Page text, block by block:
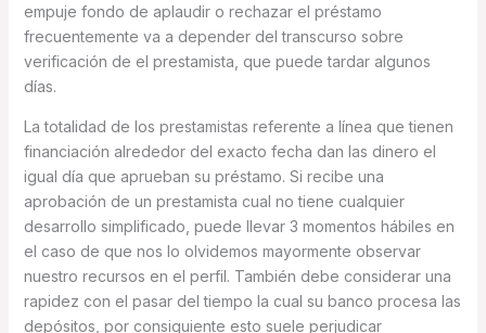
empuje fondo de aplaudir o rechazar el préstamo
frecuentemente va a depender del transcurso sobre
verificación de el prestamista, que puede tardar algunos
días.
La totalidad de los prestamistas referente a línea que tienen
financiación alrededor del exacto fecha dan las dinero el
igual día que aprueban su préstamo. Si recibe una
aprobación de un prestamista cual no tiene cualquier
desarrollo simplificado, puede llevar 3 momentos hábiles en
el caso de que nos lo olvidemos mayormente observar
nuestro recursos en el perfil. También debe considerar una
rapidez con el pasar del tiempo la cual su banco procesa las
depósitos, por consiguiente esto suele perjudicar